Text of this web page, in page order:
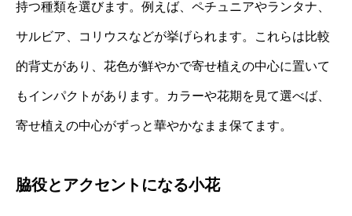
持つ種類を選びます。例えば、ペチュニアやランタナ、
サルビア、コリウスなどが挙げられます。これらは比較
的背丈があり、花色が鮮やかで寄せ植えの中心に置いて
もインパクトがあります。カラーや花期を見て選べば、
寄せ植えの中心がずっと華やかなまま保てます。
脇役とアクセントになる小花